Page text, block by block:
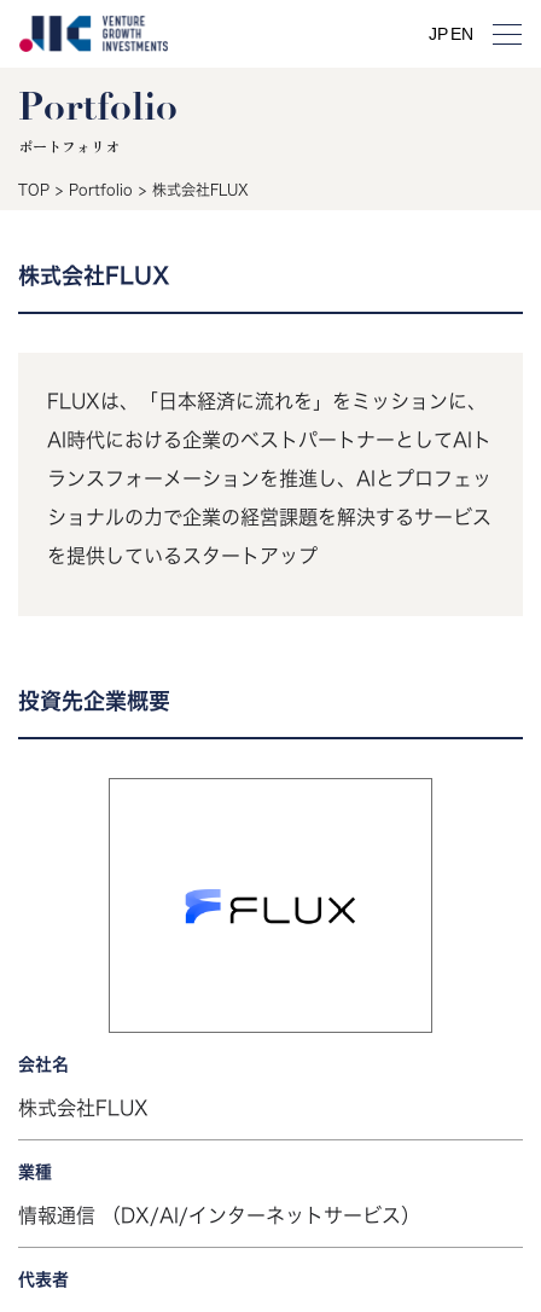
JPEN
Portfolio
ポートフォリオ
TOP > Portfolio > 株式会社FLUX
株式会社FLUX
FLUXは、「日本経済に流れを」をミッションに、
AI時代における企業のベストパートナーとしてAIト
ランスフォーメーションを推進し、AIとプロフェッ
ショナルの力で企業の経営課題を解決するサービス
を提供しているスタートアップ
投資先企業概要
会社名
株式会社FLUX
業種
情報通信 （DX/AI/インターネットサービス）
代表者